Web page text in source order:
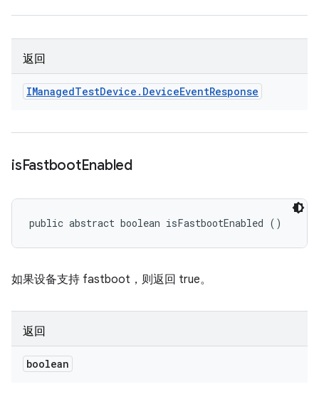
返回
IManagedTestDevice . DeviceEventResponse
isFastbootEnabled
public abstract boolean isFastbootEnabled ()
如果设备支持 fastboot，则返回 true。
返回
boolean